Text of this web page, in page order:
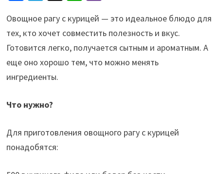
b
o
o
k
gr
a
m
at
sA
p
p
er
Овощное рагу с курицей — это идеальное блюдо для
тех, кто хочет совместить полезность и вкус.
Готовится легко, получается сытным и ароматным. А
еще оно хорошо тем, что можно менять
ингредиенты.
Что нужно?
Для приготовления овощного рагу с курицей
понадобятся: